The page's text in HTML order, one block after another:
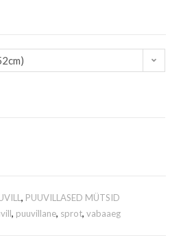
, PUUVILLASED MÜTSID
, puuvillane, sprot,vabaaeg